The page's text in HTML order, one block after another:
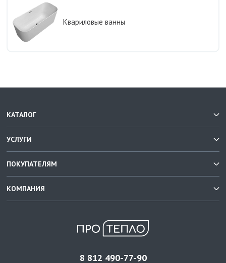
Квариловые ванны
КАТАЛОГ
УСЛУГИ
ПОКУПАТЕЛЯМ
КОМПАНИЯ
8 812 490-77-90